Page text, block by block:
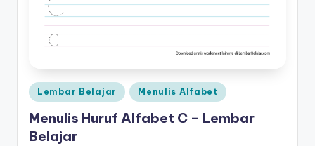
Posted
in
Lembar Belajar Menulis Alfabet
Menulis Huruf Alfabet C – Lembar
Belajar